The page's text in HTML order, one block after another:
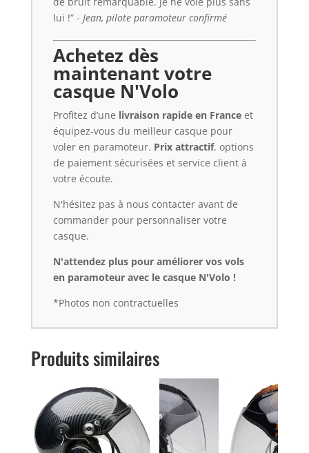
lui !” - Jean, pilote paramoteur confirmé
Achetez dès
maintenant votre
casque N'Volo
Profitez d’une livraison rapide en Franceet
équipez-vous du meilleur casque pour
voler en paramoteur. Prix attractif, options
de paiement sécurisées et service client à
votre écoute.
N'hésitez pas à nous contacter avant de
commander pour personnaliser votre
casque.
N'attendez plus pour améliorer vos vols
en paramoteur avec le casque N'Volo !
*Photos non contractuelles
Produits similaires